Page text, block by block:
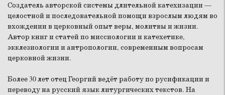
Создатель авторской системы длительной катехизации —
целостной и последовательной помощи взрослым людям во
вхождении в церковный опыт веры, молитвы и жизни.
Автор книг и статей по миссиологии и катехетике,
экклезиологии и антропологии, современным вопросам
церковной жизни.
Более 30 лет отец Георгий ведёт работу по русификации и
переводу на русский язык литургических текстов. На